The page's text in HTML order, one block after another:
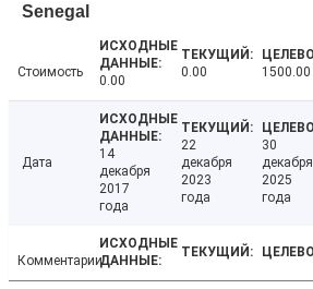
Senegal
Стоимость
0.00
0.00 1500.00
Дата
14
декабря
2017
года
22
декабря
2023
года
30
декабря
2025
года
Комментарии